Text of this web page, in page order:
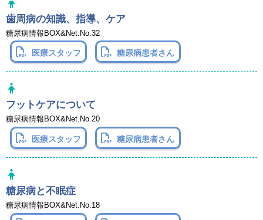
歯周病の知識、指導、ケア
糖尿病情報BOX&Net.No.32
医療スタッフ 糖尿病患者さん
フットケアについて
糖尿病情報BOX&Net.No.20
医療スタッフ 糖尿病患者さん
糖尿病と不眠症
糖尿病情報BOX&Net.No.18